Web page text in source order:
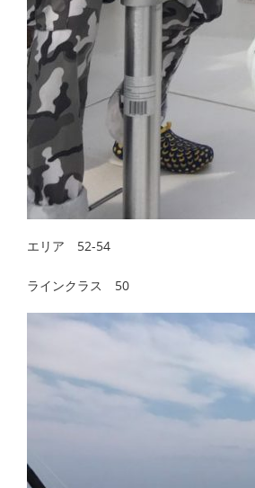
エリア 52-54
ラインクラス 50